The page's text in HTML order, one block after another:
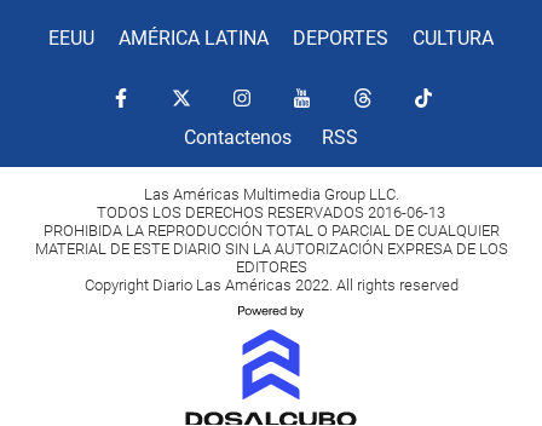
EEUU AMÉRICA LATINA DEPORTES CULTURA
Contactenos RSS
Las Américas Multimedia Group LLC.
TODOS LOS DERECHOS RESERVADOS 2016-06-13
PROHIBIDA LA REPRODUCCIÓN TOTAL O PARCIAL DE CUALQUIER
MATERIAL DE ESTE DIARIO SIN LA AUTORIZACIÓN EXPRESA DE LOS
EDITORES
Copyright Diario Las Américas 2022. All rights reserved